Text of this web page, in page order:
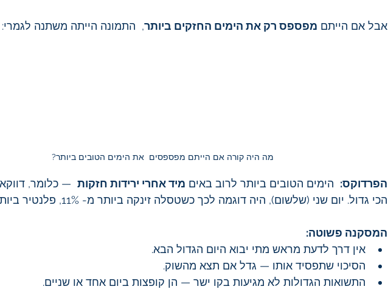
אבל אם הייתם מפספס רק את הימים החזקים ביותר,  התמונה הייתה משתנה לגמרי:
מה היה קורה אם הייתם מפספסים  את הימים הטובים ביותר?
הפרדוקס: הימים הטובים ביותר לרוב באים מיד אחרי ירידות חזקות — כלומר,
הכי גדול. יום שני (שלשום), היה דוגמה לכך כשטסלה זינקה ביותר מ- 11%, פלנטיר ביותר מ- 6% וכו'.
המסקנה פשוטה:
אין דרך לדעת מראש מתי יבוא היום הגדול הבא.
הסיכוי שתפסיד אותו — גדל אם תצא מהשוק.
התשואות הגדולות לא מגיעות בקו ישר — הן קופצות ביום אחד או שניים.